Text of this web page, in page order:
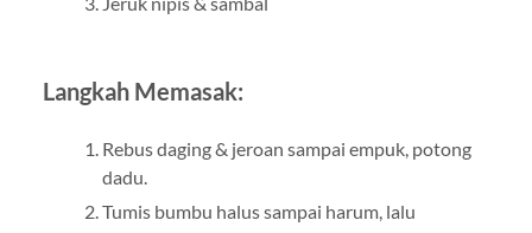
Langkah Memasak:
Rebus daging & jeroan sampai empuk, potong
dadu.
Tumis bumbu halus sampai harum, lalu